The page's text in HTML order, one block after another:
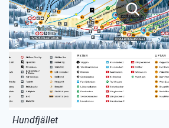
Hundfjället